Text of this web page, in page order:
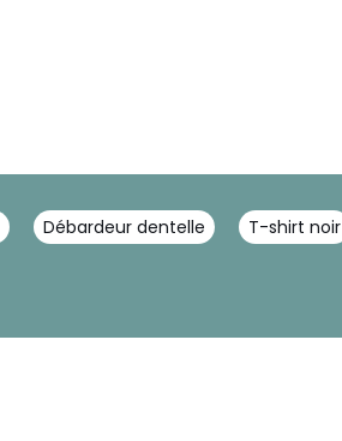
Débardeur dentelle T-shirt noir